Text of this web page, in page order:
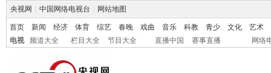
央视网 中国网络电视台 网站地图
首页 新闻 经济 体育 综艺 春晚 戏曲 音乐 科教 青少 文化
艺术
电视
频道大全 栏目大全 节目大全 直播中国 赛事直播 网络